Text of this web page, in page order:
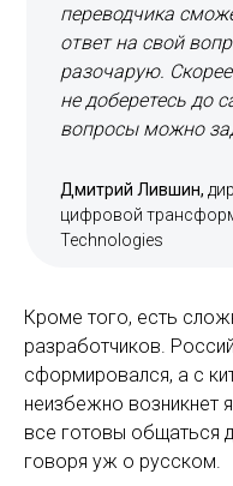
переводчика
ответ на свой
разочарую.
не доберетесь до
вопросы можно
Дмитрий Лившин,
цифровой
Technologies
Кроме того, есть
разработчиков.
сформировался, а с
неизбежно возникнет
все готовы общаться
говоря уж о русском.